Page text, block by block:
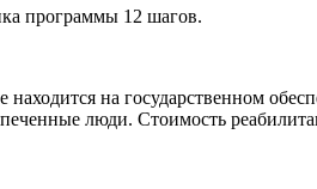
программы 12 шагов.
на государственном
люди. Стоимость